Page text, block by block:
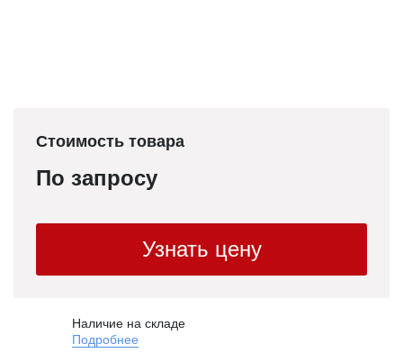
Стоимость товара
По запросу
Узнать цену
Наличие на складе
Подробнее